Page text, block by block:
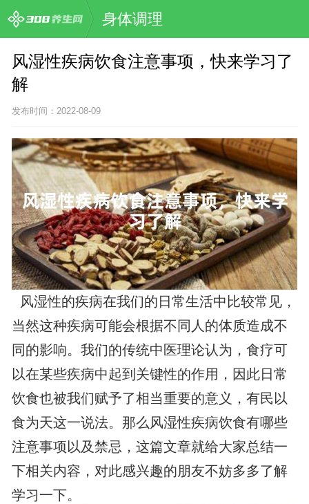
身体调理
风湿性疾病饮食注意事项，快来学习了
解
发布时间：2022-08-09
风湿性的疾病在我们的日常生活中比较常见，
当然这种疾病可能会根据不同人的体质造成不
同的影响。我们的传统中医理论认为，食疗可
以在某些疾病中起到关键性的作用，因此日常
饮食也被我们赋予了相当重要的意义，有民以
食为天这一说法。那么风湿性疾病饮食有哪些
注意事项以及禁忌，这篇文章就给大家总结一
下相关内容，对此感兴趣的朋友不妨多多了解
学习一下。